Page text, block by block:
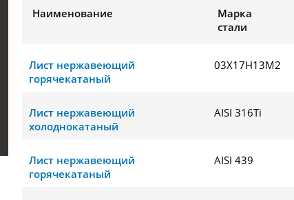
Наименование
Марка
стали
Лист нержавеющий
горячекатаный
03Х17Н13М2
Лист нержавеющий
холоднокатаный
AISI 316Ti
Лист нержавеющий
горячекатаный
AISI 439